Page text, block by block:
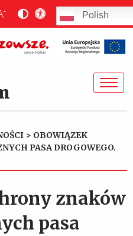
- Polish
> OBOWIĄZEK
PASA DROGOWEGO.
znaków
pasa